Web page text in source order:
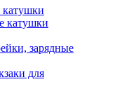
катушки
катушки
зарядные
для